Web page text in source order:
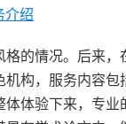
介绍
格的情况。后来，
机构，服务内容
体体验下来，专业